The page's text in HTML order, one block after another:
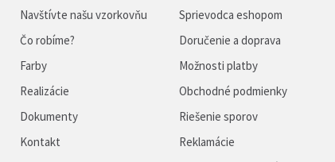
Navštívte našu vzorkovňu
Čo robíme?
Farby
Realizácie
Dokumenty
Kontakt
Sprievodca eshopom
Doručenie a doprava
Možnosti platby
Obchodné podmienky
Riešenie sporov
Reklamácie